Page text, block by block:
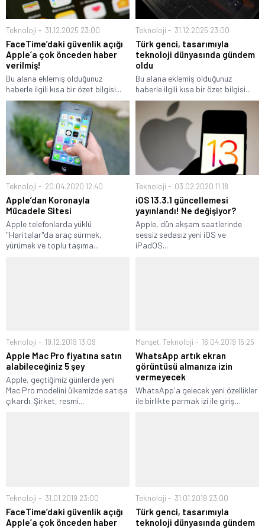
Teknoloji 31.12.2025 23:00
FaceTime’daki güvenlik açığı
Apple’a çok önceden haber
verilmiş!
Bu alana eklemiş olduğunuz
haberle ilgili kısa bir özet bilgisi...
Teknoloji 31.12.2025 23:00
Türk genci, tasarımıyla
teknoloji dünyasında gündem
oldu
Bu alana eklemiş olduğunuz
haberle ilgili kısa bir özet bilgisi...
Teknoloji 20.04.2020 12:40
Apple’dan Koronayla
Mücadele Sitesi
Apple telefonlarda yüklü
"Haritalar"da araç sürmek,
yürümek ve toplu taşıma...
Teknoloji 03.02.2020 11:18
iOS 13.3.1 güncellemesi
yayınlandı! Ne değişiyor?
Apple, dün akşam saatlerinde
sessiz sedasız yeni iOS ve
iPadOS...
Teknoloji 19.12.2019 13:09
Apple Mac Pro fiyatına satın
alabileceğiniz 5 şey
Apple, geçtiğimiz günlerde yeni
Mac Pro modelini ülkemizde satışa
çıkardı. Şirket, resmi...
Manşet, Teknoloji 16.04.2019 15:25
WhatsApp artık ekran
görüntüsü almanıza izin
vermeyecek
WhatsApp'a gelecek yeni özellikler
ile birlikte parmak izi ile giriş...
Teknoloji 31.01.2019 23:00
FaceTime’daki güvenlik açığı
Apple’a çok önceden haber
Teknoloji 31.01.2019 23:00
Türk genci, tasarımıyla
teknoloji dünyasında gündem